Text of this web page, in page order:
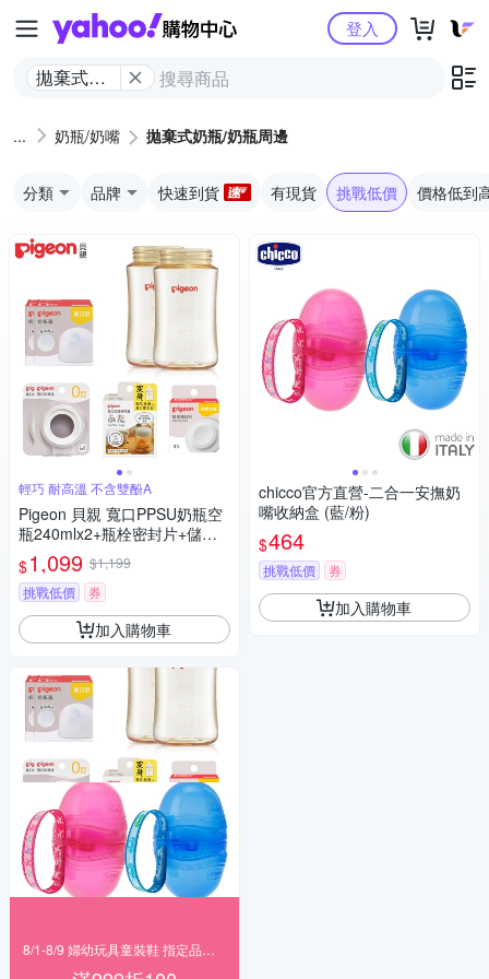
Yahoo購物中心
拋棄式奶
邊
登入
奶瓶/奶嘴 拋棄式奶瓶/奶瓶周邊
分類 品牌 快速到貨 有現貨 挑戰低價 價格低到
輕巧 耐高溫 不含雙酚A
Pigeon 貝親 寬口PPSU奶瓶空
瓶240mlx2+瓶栓密封片+儲存
蓋+透明奶瓶蓋x2+白奶瓶栓x2
$1,099 $1,199
挑戰低價
券
加入購物車
chicco官方直營-二合一安撫奶
嘴收納盒 (藍/粉)
$464
挑戰低價 券
加入購物車